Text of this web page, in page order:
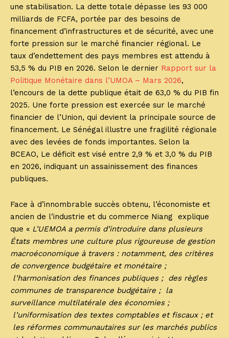
une stabilisation. La dette totale dépasse les 93 000
milliards de FCFA, portée par des besoins de
financement d’infrastructures et de sécurité, avec une
forte pression sur le marché financier régional. Le
taux d’endettement des pays membres est attendu à
53,5 % du PIB en 2026. Selon le dernier Rapport sur la
Politique Monétaire dans l’UMOA – Mars 2026,
l’encours de la dette publique était de 63,0 % du PIB fin
2025. Une forte pression est exercée sur le marché
financier de l’Union, qui devient la principale source de
financement. Le Sénégal illustre une fragilité régionale
avec des levées de fonds importantes. Selon la
BCEAO, Le déficit est visé entre 2,9 % et 3,0 % du PIB
en 2026, indiquant un assainissement des finances
publiques.
Face à d’innombrable succès obtenu, l’économiste et
ancien de l’industrie et du commerce Niang explique
que « L’UEMOA a permis d’introduire dans plusieurs
États membres une culture plus rigoureuse de gestion
macroéconomique à travers : notamment, des critères
de convergence budgétaire et monétaire ;
l’harmonisation des finances publiques ; des règles
communes de transparence budgétaire ; la
surveillance multilatérale des économies ;
l’uniformisation des textes comptables et fiscaux ; et
les réformes communautaires sur les marchés publics